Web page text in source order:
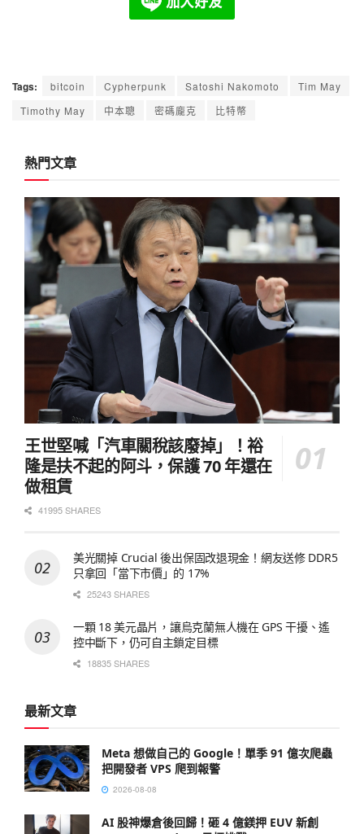
Tags: bitcoin Cypherpunk Satoshi Nakomoto
Tim May
Timothy May
中本聰 密碼龐克 比特幣
熱門文章
王世堅喊「汽車關稅該廢掉」！裕
隆是扶不起的阿斗，保護 70 年還在
做租賃
41995 SHARES
美光關掉 Crucial 後出保固改退現金！網友送修 DDR5
只拿回「當下市價」的 17%
25243 SHARES
一顆 18 美元晶片，讓烏克蘭無人機在 GPS 干擾、遙
控中斷下，仍可自主鎖定目標
18835 SHARES
最新文章
Meta 想做自己的 Google！單季 91 億次爬蟲
把開發者 VPS 爬到報警
2026-08-08
AI 股神爆倉後回歸！砸 4 億鎂押 EUV 新創